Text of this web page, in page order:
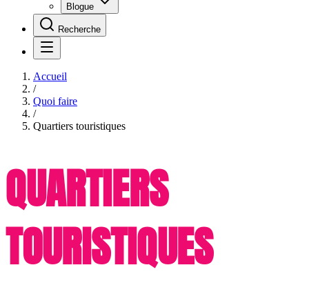
Blogue
Recherche
Accueil
/
Quoi faire
/
Quartiers touristiques
QUARTIERS
TOURISTIQUES